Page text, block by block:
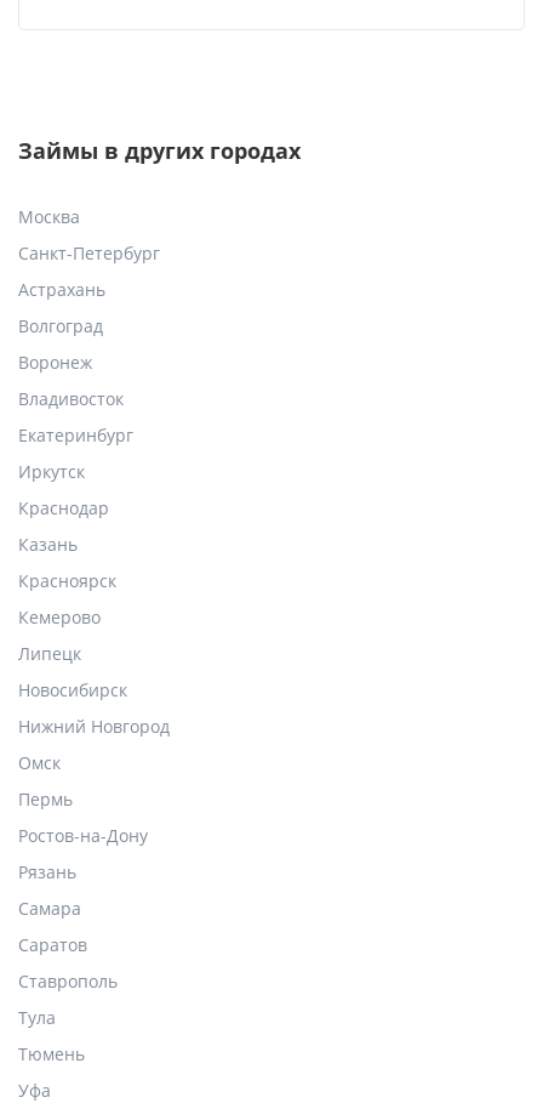
Займы в других городах
Москва
Санкт-Петербург
Астрахань
Волгоград
Воронеж
Владивосток
Екатеринбург
Иркутск
Краснодар
Казань
Красноярск
Кемерово
Липецк
Новосибирск
Нижний Новгород
Омск
Пермь
Ростов-на-Дону
Рязань
Самара
Саратов
Ставрополь
Тула
Тюмень
Уфа